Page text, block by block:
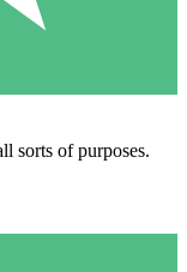
sorts of purposes.